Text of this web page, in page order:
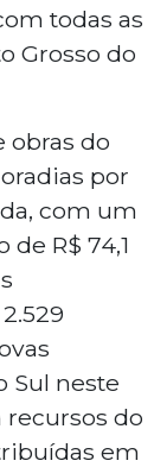
todas as
Grosso do
obras do
por
com um
R$ 74,1
Sul neste
recursos do
em